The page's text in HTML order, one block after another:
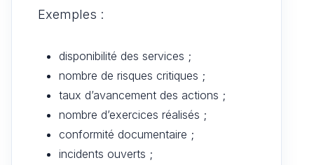
Exemples :
disponibilité des services ;
nombre de risques critiques ;
taux d’avancement des actions ;
nombre d’exercices réalisés ;
conformité documentaire ;
incidents ouverts ;